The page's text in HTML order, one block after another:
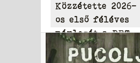
Közzétette 2026-
os első féléves
mérlegét a PET
to PET